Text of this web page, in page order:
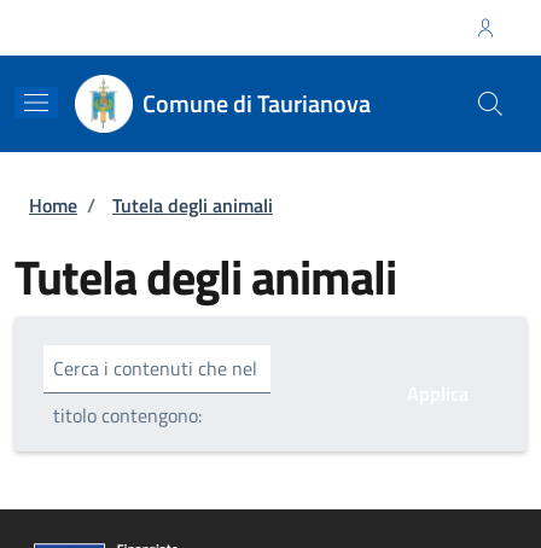
Comune di Taurianova
Briciole di pane
Home / Tutela degli animali
Tutela degli animali
Cerca i contenuti che nel
titolo contengono: